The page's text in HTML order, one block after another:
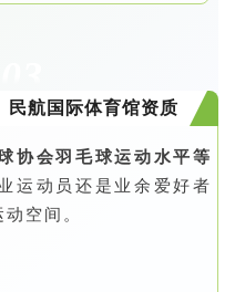
民航国际体育馆资质
协会羽毛球运动水平等
运动员还是业余爱好者
空间。